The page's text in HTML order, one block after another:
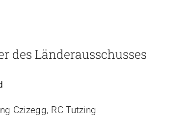
des Länderausschusses
Czizegg, RC Tutzing